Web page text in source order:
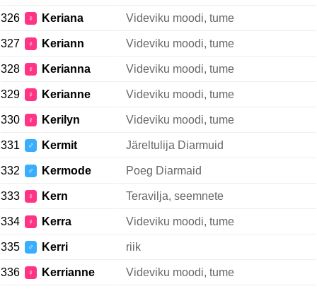
326 ♀ Keriana Videviku moodi, tume
327 ♀ Keriann Videviku moodi, tume
328 ♀ Kerianna Videviku moodi, tume
329 ♀ Kerianne Videviku moodi, tume
330 ♀ Kerilyn Videviku moodi, tume
331 ♂ Kermit Järeltulija Diarmuid
332 ♂ Kermode Poeg Diarmaid
333 ♀ Kern Teravilja, seemnete
334 ♀ Kerra Videviku moodi, tume
335 ♂ Kerri riik
336 ♀ Kerrianne Videviku moodi, tume